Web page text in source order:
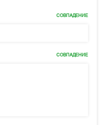
СОВПАДЕНИЕ
СОВПАДЕНИЕ